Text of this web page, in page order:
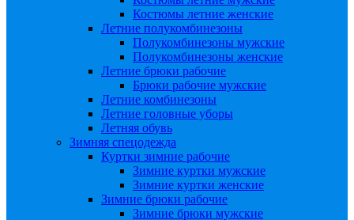
Костюмы летние женские
Летние полукомбинезоны
Полукомбинезоны мужские
Полукомбинезоны женские
Летние брюки рабочие
Брюки рабочие мужские
Летние комбинезоны
Летние головные уборы
Летняя обувь
Зимняя спецодежда
Куртки зимние рабочие
Зимние куртки мужские
Зимние куртки женские
Зимние брюки рабочие
Зимние брюки мужские